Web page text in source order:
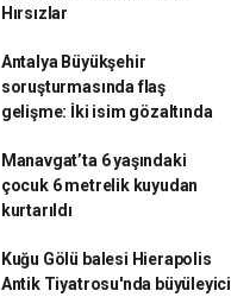
Hırsızlar
Antalya Büyükşehir
soruşturmasında flaş
gelişme: İki isim gözaltında
Manavgat’ta 6 yaşındaki
çocuk 6 metrelik kuyudan
kurtarıldı
Kuğu Gölü balesi Hierapolis
Antik Tiyatrosu'nda büyüleyici